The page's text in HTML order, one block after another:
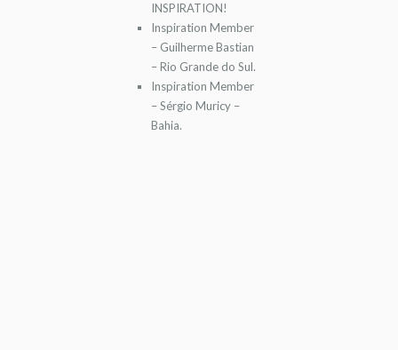
INSPIRATION!
Inspiration Member
– Guilherme Bastian
– Rio Grande do Sul.
Inspiration Member
– Sérgio Muricy –
Bahia.